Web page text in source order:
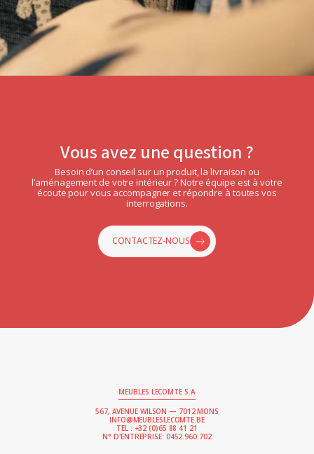
Vous avez une question ?
Besoin d’un conseil sur un produit, la livraison ou
l’aménagement de votre intérieur ? Notre équipe est à votre
écoute pour vous accompagner et répondre à toutes vos
interrogations.
CONTACTEZ-NOUS
MEUBLES LECOMTE S.A
567, AVENUE WILSON — 7012 MONS
INFO@MEUBLESLECOMTE.BE
TEL : +32 (0)65 88 41 21
N° D'ENTREPRISE: 0452.960.702